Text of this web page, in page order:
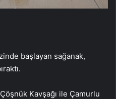
başlayan sağanak,
Kavşağı ile Çamurlu